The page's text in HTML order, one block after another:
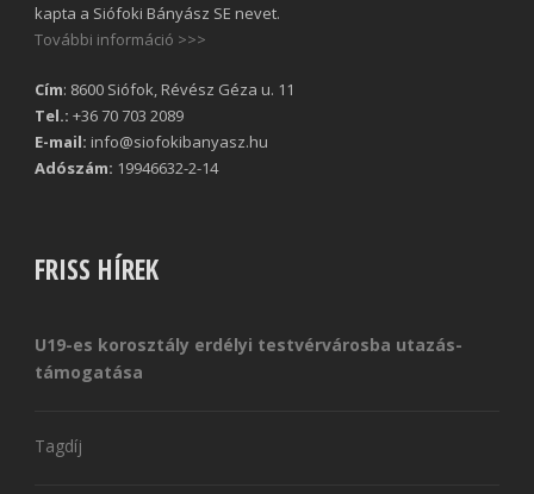
kapta a Siófoki Bányász SE nevet.
További információ >>>
Cím: 8600 Siófok, Révész Géza u. 11
Tel.: +36 70 703 2089
E-mail: info@siofokibanyasz.hu
Adószám: 19946632-2-14
FRISS HÍREK
U19-es korosztály erdélyi testvérvárosba utazás-
támogatása
Tagdíj